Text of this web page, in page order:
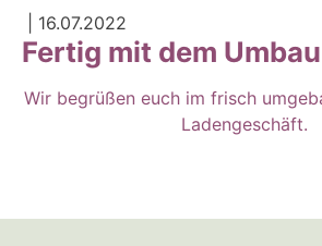
16.07.2022
Fertig mit dem Umbau
Wir begrüßen euch im frisch
Ladengeschäft.